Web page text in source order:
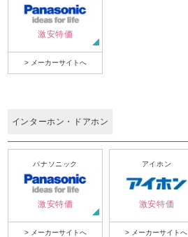
激安特価
> メーカーサイトへ
インターホン・ドアホン
パナソニック
激安特価
> メーカーサイトへ
アイホン
激安特価
> メーカーサイトへ